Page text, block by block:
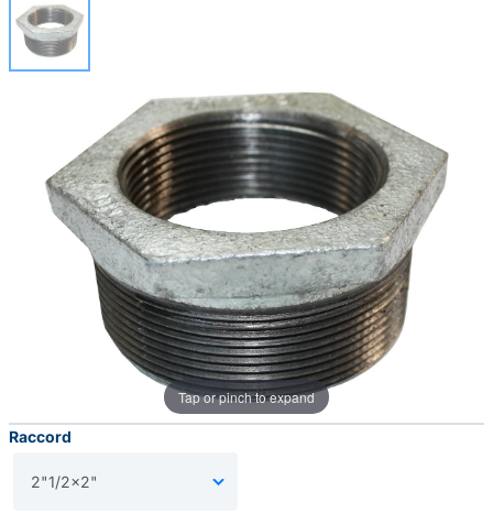
Tap or pinch to expand
Raccord